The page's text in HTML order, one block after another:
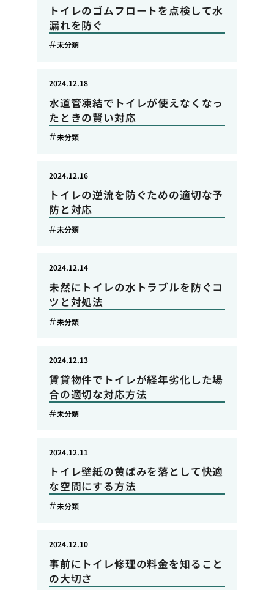
トイレのゴムフロートを点検して水
漏れを防ぐ
未分類
水道管凍結でトイレが使えなくなっ
たときの賢い対応
2024.12.18
未分類
トイレの逆流を防ぐための適切な予
防と対応
2024.12.16
未分類
未然にトイレの水トラブルを防ぐコ
ツと対処法
2024.12.14
未分類
賃貸物件でトイレが経年劣化した場
合の適切な対応方法
2024.12.13
未分類
トイレ壁紙の黄ばみを落として快適
な空間にする方法
2024.12.11
未分類
事前にトイレ修理の料金を知ること
の大切さ
2024.12.10